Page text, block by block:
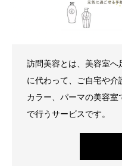
訪問美容とは、美容室
に代わって、ご自宅や
カラー、パーマの美容
で行うサービスです。